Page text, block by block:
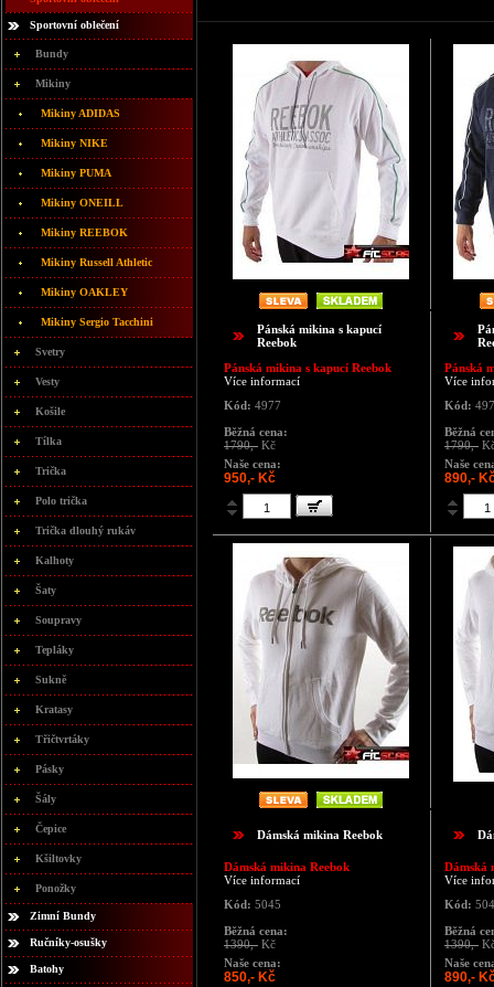
Sportovní oblečení
Bundy
Mikiny
Mikiny ADIDAS
Mikiny NIKE
Mikiny PUMA
Mikiny ONEILL
Mikiny REEBOK
Mikiny Russell Athletic
Mikiny OAKLEY
Mikiny Sergio Tacchini
Svetry
Vesty
Košile
Tílka
Trička
Polo trička
Trička dlouhý rukáv
Kalhoty
Šaty
Soupravy
Tepláky
Sukně
Kratasy
Třičtvrtáky
Pásky
Šály
Čepice
Kšiltovky
Ponožky
Zimní Bundy
Ručníky-osušky
Batohy
Pánská mikina s kapucí
Reebok
Pánská mikina s kapucí Reebok
Více informací
Kód: 4977
Běžná cena:
1790,- Kč
Naše cena:
950,- Kč
Pánská
Více
Kód:
Běžná
1790,-
Naše
890,-
Dámská mikina Reebok
Dámská mikina Reebok
Více informací
Kód: 5045
Běžná cena:
1390,- Kč
Naše cena:
850,- Kč
Dámská
Více
Kód:
Běžná
1390,-
Naše
890,-